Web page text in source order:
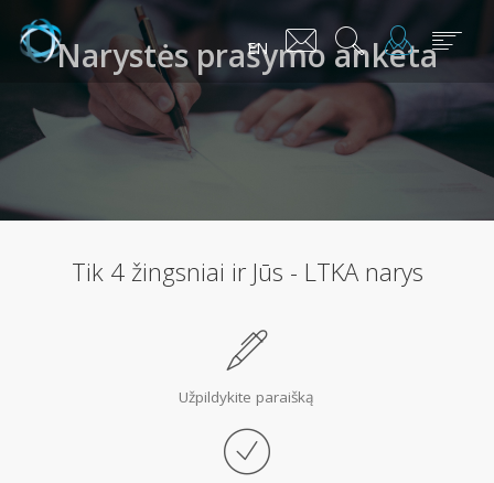
EN
Narystės prašymo anketa
Tik 4 žingsniai ir Jūs - LTKA narys
Užpildykite paraišką